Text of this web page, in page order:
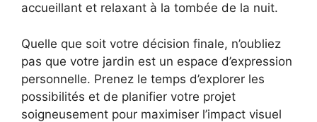
accueillant et relaxant à la tombée de la nuit.
Quelle que soit votre décision finale, n’oubliez
pas que votre jardin est un espace d’expression
personnelle. Prenez le temps d’explorer les
possibilités et de planifier votre projet
soigneusement pour maximiser l’impact visuel